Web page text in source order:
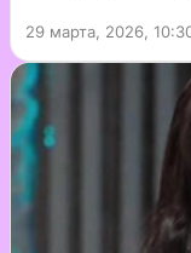
29 марта, 2026,